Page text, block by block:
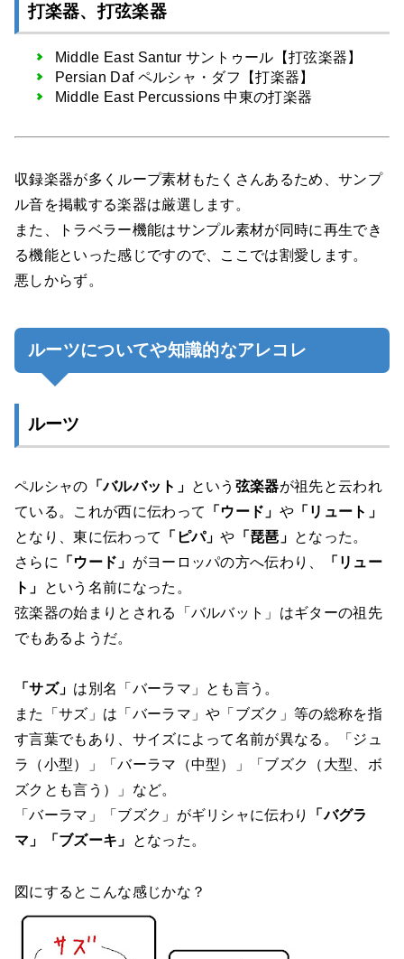
打楽器、打弦楽器
Middle East Santur サントゥール【打弦楽器】
Persian Daf ペルシャ・ダフ【打楽器】
Middle East Percussions 中東の打楽器
収録楽器が多くループ素材もたくさんあるため、サンプ
ル音を掲載する楽器は厳選します。
また、トラベラー機能はサンプル素材が同時に再生でき
る機能といった感じですので、ここでは割愛します。
悪しからず。
ルーツについてや知識的なアレコレ
ルーツ
ペルシャの 「バルバット」 という 弦楽器が祖先と云われ
ている。これが西に伝わって
「ウード」 や 「リュート」
となり、東に伝わって
「ピパ」や 「琵琶」 となった。
さらに
「ウード」 がヨーロッパの方へ伝わり、
「リュー
ト」
という名前になった。
弦楽器の始まりとされる「バルバット」はギターの祖先
でもあるようだ。
「サズ」 は別名「バーラマ」とも言う。
また「サズ」は「バーラマ」や「ブズク」等の総称を指
す言葉でもあり、サイズによって名前が異なる。「ジュ
ラ（小型）」「バーラマ（中型）」「ブズク（大型、ボ
ズクとも言う）」など。
「バーラマ」「ブズク」がギリシャに伝わり
「バグラ
マ」「ブズーキ」
となった。
図にするとこんな感じかな？